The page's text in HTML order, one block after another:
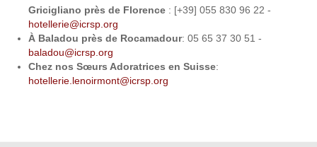
Gricigliano près de Florence : [+39] 055 830 96 22 -
hotellerie@icrsp.org
À Baladou près de Rocamadour: 05 65 37 30 51 -
baladou@icrsp.org
Chez nos Sœurs Adoratrices en Suisse:
hotellerie.lenoirmont@icrsp.org